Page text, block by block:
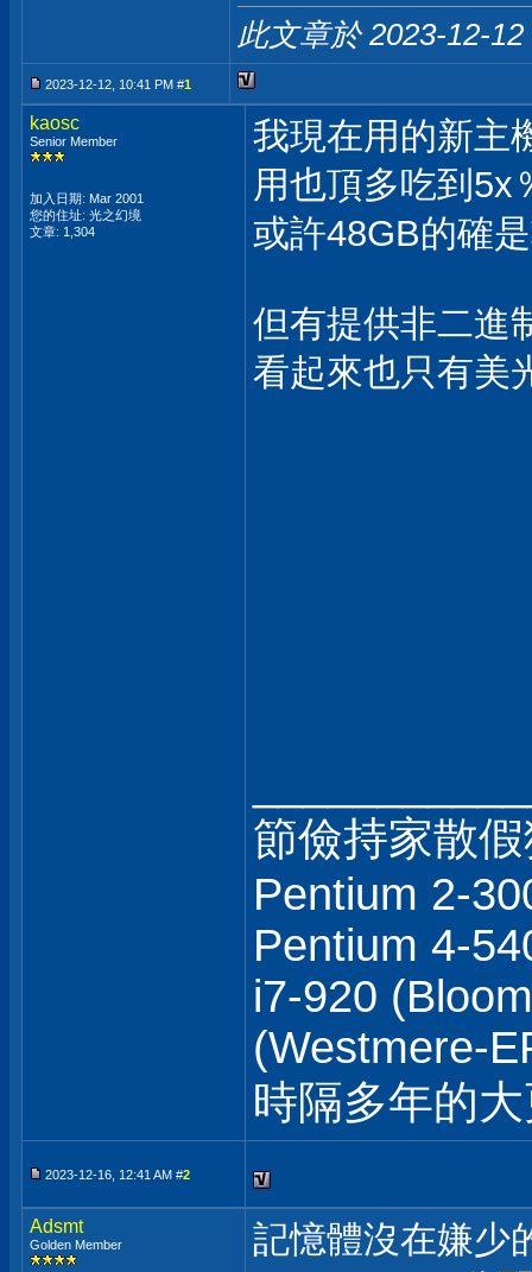
此文章於 2023-12-12
2023-12-12, 10:41 PM #1
kaosc
Senior Member
加入日期: Mar 2001
您的住址: 光之幻境
文章: 1,304
我現在用的新主
用也頂多吃到5x
或許48GB的確
但有提供非二進
看起來也只有美
節儉持家散
Pentium 2-
Pentium 4-
i7-920
(Westmere-
時隔多年的
2023-12-16, 12:41 AM #2
Adsmt
Golden Member
記憶體沒在嫌少